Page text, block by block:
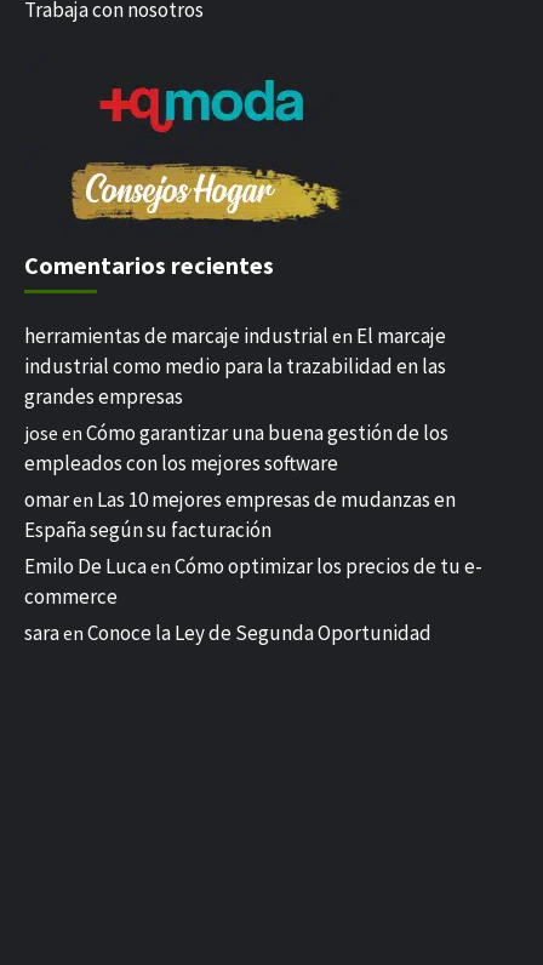
Trabaja con nosotros
Comentarios recientes
herramientas de marcaje industrial en El marcaje
industrial como medio para la trazabilidad en las
grandes empresas
jose en Cómo garantizar una buena gestión de los
empleados con los mejores software
omaren Las 10 mejores empresas de mudanzas en
España según su facturación
Emilo De Lucaen Cómo optimizar los precios de tu e-
commerce
saraen Conoce la Ley de Segunda Oportunidad